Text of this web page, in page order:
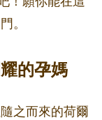
。
的孕媽
之而來的荷爾